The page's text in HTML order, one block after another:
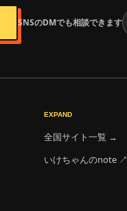
SNSのDMでも相談できます
EXPAND
全国サイト一覧 →
いけちゃんのnote ↗